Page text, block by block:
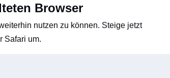
Browser
nutzen zu können. Steige jetzt
Safari um.